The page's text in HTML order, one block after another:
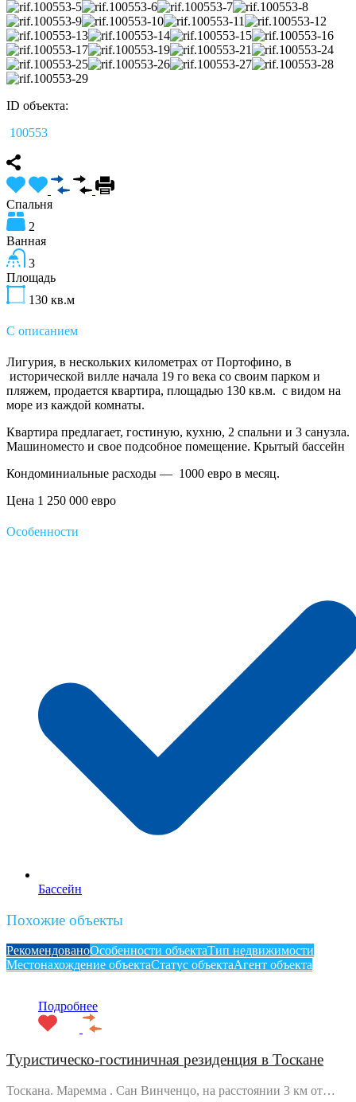
ID объекта:
100553
Спальня
2
Ванная
3
Площадь
130 кв.м
С описанием
Лигурия, в нескольких километрах от Портофино, в
исторической вилле начала 19 го века со своим парком и
пляжем, продается квартира, площадью 130 кв.м. с видом на
море из каждой комнаты.
Квартира предлагает, гостиную, кухню, 2 спальни и 3 санузла.
Машиноместо и свое подсобное помещение. Крытый бассейн
Кондоминиальные расходы — 1000 евро в месяц.
Цена 1 250 000 евро
Особенности
Бассейн
Похожие объекты
РекомендованоОсобенности объектаТип недвижимости
Местонахождение объектаСтатус объектаАгент объекта
Подробнее
Туристическо-гостиничная резиденция в Тоскане
Тоскана. Маремма . Сан Винченцо, на расстоянии 3 км от…